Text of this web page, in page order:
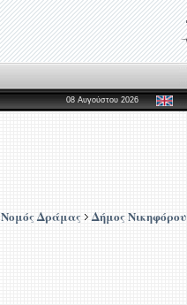
08 Αυγούστου 2026
Νομός Δράμας Δήμος Νικηφόρου